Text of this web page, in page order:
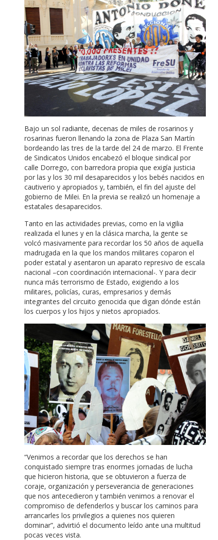
Bajo un sol radiante, decenas de miles de rosarinos y
rosarinas fueron llenando la zona de Plaza San Martín
bordeando las tres de la tarde del 24 de marzo. El Frente
de Sindicatos Unidos encabezó el bloque sindical por
calle Dorrego, con barredora propia que exigía justicia
por las y los 30 mil desaparecidos y los bebés nacidos en
cautiverio y apropiados y, también, el fin del ajuste del
gobierno de Milei. En la previa se realizó un homenaje a
estatales desaparecidos.
Tanto en las actividades previas, como en la vigilia
realizada el lunes y en la clásica marcha, la gente se
volcó masivamente para recordar los 50 años de aquella
madrugada en la que los mandos militares coparon el
poder estatal y asentaron un aparato represivo de escala
nacional –con coordinación internacional-. Y para decir
nunca más terrorismo de Estado, exigiendo a los
militares, policías, curas, empresarios y demás
integrantes del circuito genocida que digan dónde están
los cuerpos y los hijos y nietos apropiados.
“Venimos a recordar que los derechos se han
conquistado siempre tras enormes jornadas de lucha
que hicieron historia, que se obtuvieron a fuerza de
coraje, organización y perseverancia de generaciones
que nos antecedieron y también venimos a renovar el
compromiso de defenderlos y buscar los caminos para
arrancarles los privilegios a quienes nos quieren
dominar”, advirtió el documento leído ante una multitud
pocas veces vista.